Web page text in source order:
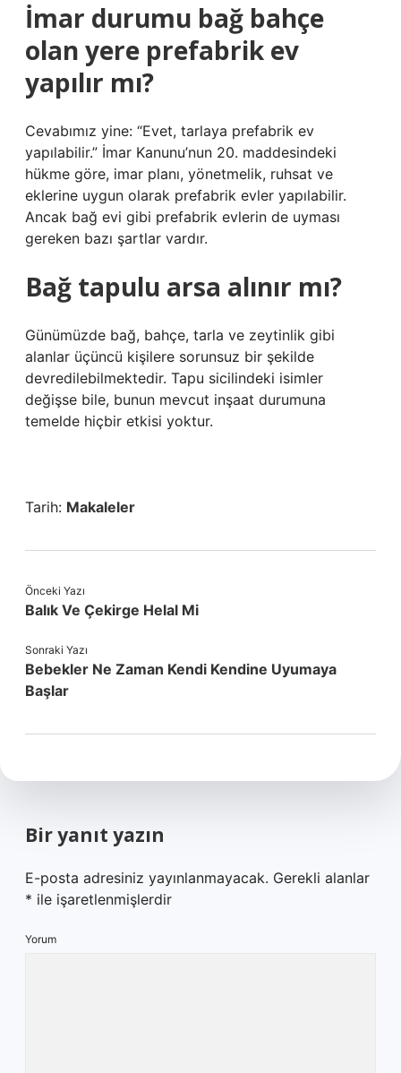
İmar durumu bağ bahçe
olan yere prefabrik ev
yapılır mı?
Cevabımız yine: “Evet, tarlaya prefabrik ev
yapılabilir.” İmar Kanunu’nun 20. maddesindeki
hükme göre, imar planı, yönetmelik, ruhsat ve
eklerine uygun olarak prefabrik evler yapılabilir.
Ancak bağ evi gibi prefabrik evlerin de uyması
gereken bazı şartlar vardır.
Bağ tapulu arsa alınır mı?
Günümüzde bağ, bahçe, tarla ve zeytinlik gibi
alanlar üçüncü kişilere sorunsuz bir şekilde
devredilebilmektedir. Tapu sicilindeki isimler
değişse bile, bunun mevcut inşaat durumuna
temelde hiçbir etkisi yoktur.
Tarih: Makaleler
Önceki Yazı
Balık Ve Çekirge Helal Mi
Sonraki Yazı
Bebekler Ne Zaman Kendi Kendine Uyumaya
Başlar
Bir yanıt yazın
E-posta adresiniz yayınlanmayacak. Gerekli alanlar
* ile işaretlenmişlerdir
Yorum